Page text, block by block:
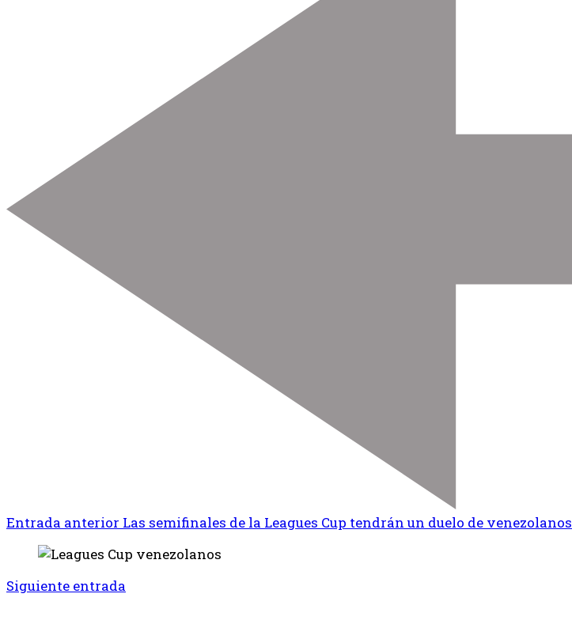
Entrada anterior Las semifinales de la Leagues Cup tendrán un duelo de venezolanos
Siguiente entrada